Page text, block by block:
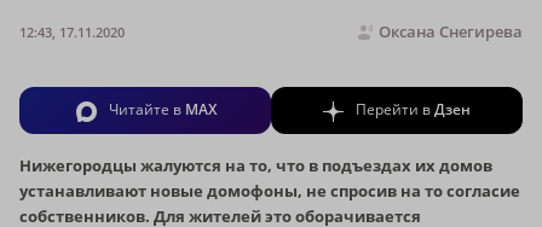
Оксана Снегирева
12:43, 17.11.2020
Читайте в MAX Перейти вДзен
Нижегородцы жалуются на то, что в подъездах их домов
устанавливают новые домофоны, не спросив на то согласие
собственников. Для жителей это оборачивается